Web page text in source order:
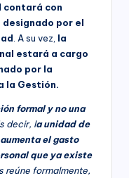
contará con
por el
. A su vez, la
estará a cargo
por la
la Gestión.
formal y no una
decir, la unidad de
el gasto
que ya existe
reúne formalmente,